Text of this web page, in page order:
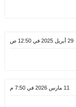
29 أبريل 2025 في 12:50 ص
11 مارس 2026 في 7:50 م